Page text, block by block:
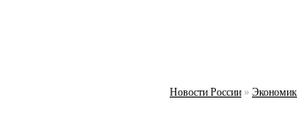
Новости России »